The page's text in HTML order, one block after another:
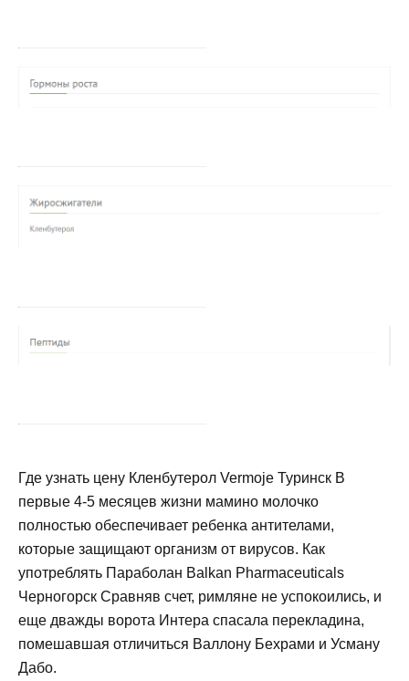
Где узнать цену Кленбутерол Vermoje Туринск В
первые 4-5 месяцев жизни мамино молочко
полностью обеспечивает ребенка антителами,
которые защищают организм от вирусов. Как
употреблять Параболан Balkan Pharmaceuticals
Черногорск Сравняв счет, римляне не успокоились, и
еще дважды ворота Интера спасала перекладина,
помешавшая отличиться Валлону Бехрами и Усману
Дабо.